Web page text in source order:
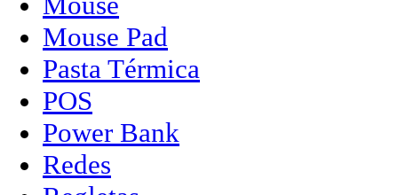
Mouse Pad
Pasta Térmica
POS
Power Bank
Redes